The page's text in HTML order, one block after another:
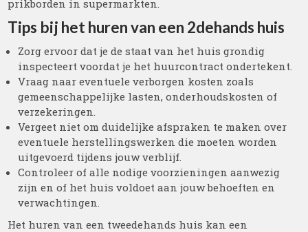
prikborden in supermarkten.
Tips bij het huren van een 2dehands huis
Zorg ervoor dat je de staat van het huis grondig
inspecteert voordat je het huurcontract ondertekent.
Vraag naar eventuele verborgen kosten zoals
gemeenschappelijke lasten, onderhoudskosten of
verzekeringen.
Vergeet niet om duidelijke afspraken te maken over
eventuele herstellingswerken die moeten worden
uitgevoerd tijdens jouw verblijf.
Controleer of alle nodige voorzieningen aanwezig
zijn en of het huis voldoet aan jouw behoeften en
verwachtingen.
Het huren van een tweedehands huis kan een